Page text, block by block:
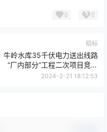
0 0
招标
牛岭水库35千伏电力送出线路
“厂内部分”工程二次项目竞争
性磋商公告
2024-2-21 18:12:53